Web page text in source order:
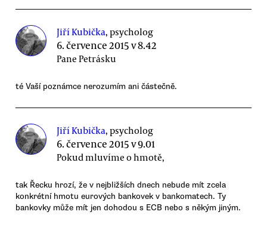
Jiří Kubička, psycholog
6. července 2015 v 8.42
Pane Petrásku
té Vaší poznámce nerozumím ani částečně.
Jiří Kubička, psycholog
6. července 2015 v 9.01
Pokud mluvíme o hmotě,
tak Řecku hrozí, že v nejbližších dnech nebude mít zcela
konkrétní hmotu eurových bankovek v bankomatech. Ty
bankovky může mít jen dohodou s ECB nebo s někým jiným.